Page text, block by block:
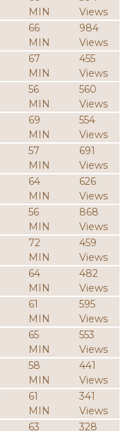
MIN
Views
66
MIN
984
Views
67
MIN
455
Views
56
MIN
560
Views
69
MIN
554
Views
57
MIN
691
Views
64
MIN
626
Views
56
MIN
868
Views
72
MIN
459
Views
64
MIN
482
Views
61
MIN
595
Views
65
MIN
553
Views
58
MIN
441
Views
61
MIN
341
Views
63 328